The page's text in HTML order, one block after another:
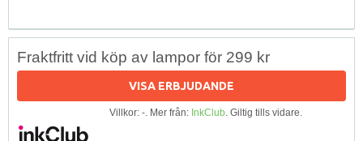
Fraktfritt vid köp av lampor för 299 kr
VISA ERBJUDANDE
Villkor: -. Mer från: InkClub. Giltig tills vidare.